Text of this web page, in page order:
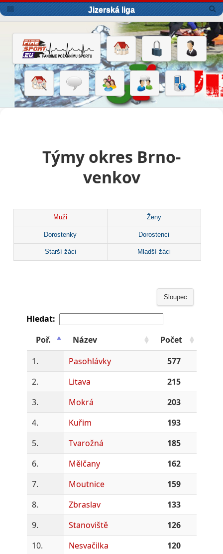
Jizerská liga
Týmy okres Brno-
venkov
Muži Ženy
Dorostenky Dorostenci
Starší žáci Mladší žáci
Sloupec
Hledat:
Poř.
Název
Počet
1.
Pasohlávky
577
2.
Litava
215
3.
Mokrá
203
4.
Kuřim
193
5.
Tvarožná
185
6.
Mělčany
162
7.
Moutnice
159
8.
Zbraslav
133
9.
Stanoviště
126
10.
Nesvačilka
120